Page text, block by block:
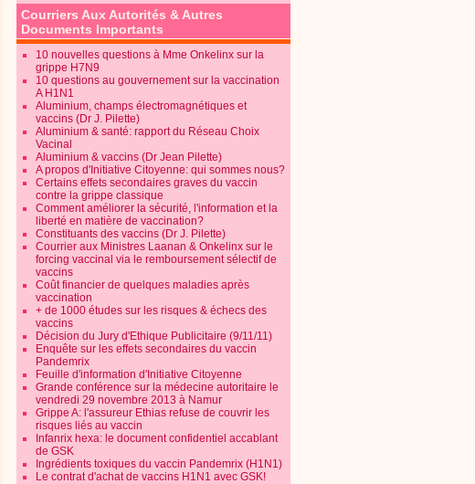
Courriers Aux Autorités & Autres
Documents Importants
10 nouvelles questions à Mme Onkelinx sur la
grippe H7N9
10 questions au gouvernement sur la vaccination
A H1N1
Aluminium, champs électromagnétiques et
vaccins (Dr J. Pilette)
Aluminium & santé: rapport du Réseau Choix
Vacinal
Aluminium & vaccins (Dr Jean Pilette)
A propos d'Initiative Citoyenne: qui sommes nous?
Certains effets secondaires graves du vaccin
contre la grippe classique
Comment améliorer la sécurité, l'information et la
liberté en matière de vaccination?
Constituants des vaccins (Dr J. Pilette)
Courrier aux Ministres Laanan & Onkelinx sur le
forcing vaccinal via le remboursement sélectif de
vaccins
Coût financier de quelques maladies après
vaccination
+ de 1000 études sur les risques & échecs des
vaccins
Décision du Jury d'Ethique Publicitaire (9/11/11)
Enquête sur les effets secondaires du vaccin
Pandemrix
Feuille d'information d'Initiative Citoyenne
Grande conférence sur la médecine autoritaire le
vendredi 29 novembre 2013 à Namur
Grippe A: l'assureur Ethias refuse de couvrir les
risques liés au vaccin
Infanrix hexa: le document confidentiel accablant
de GSK
Ingrédients toxiques du vaccin Pandemrix (H1N1)
Le contrat d'achat de vaccins H1N1 avec GSK!